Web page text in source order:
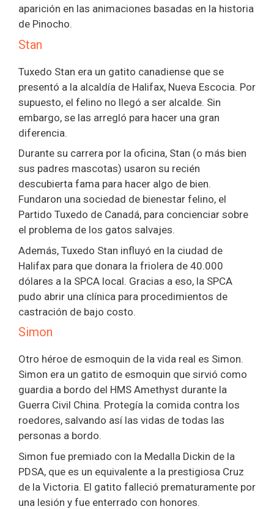
aparición en las animaciones basadas en la historia
de Pinocho.
Stan
Tuxedo Stan era un gatito canadiense que se
presentó a la alcaldía de Halifax, Nueva Escocia. Por
supuesto, el felino no llegó a ser alcalde. Sin
embargo, se las arregló para hacer una gran
diferencia.
Durante su carrera por la oficina, Stan (o más bien
sus padres mascotas) usaron su recién
descubierta fama para hacer algo de bien.
Fundaron una sociedad de bienestar felino, el
Partido Tuxedo de Canadá, para concienciar sobre
el problema de los gatos salvajes.
Además, Tuxedo Stan influyó en la ciudad de
Halifax para que donara la friolera de 40.000
dólares a la SPCA local. Gracias a eso, la SPCA
pudo abrir una clínica para procedimientos de
castración de bajo costo.
Simon
Otro héroe de esmoquin de la vida real es Simon.
Simon era un gatito de esmoquin que sirvió como
guardia a bordo del HMS Amethyst durante la
Guerra Civil China. Protegía la comida contra los
roedores, salvando así las vidas de todas las
personas a bordo.
Simon fue premiado con la Medalla Dickin de la
PDSA, que es un equivalente a la prestigiosa Cruz
de la Victoria. El gatito falleció prematuramente por
una lesión y fue enterrado con honores.